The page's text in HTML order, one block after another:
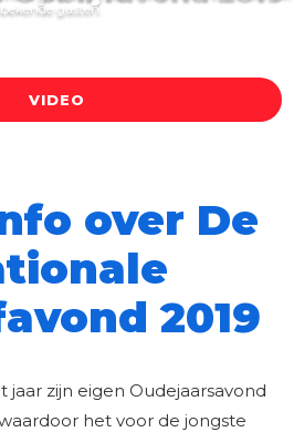
gasten.
VIDEO
over De
2019
jaar zijn eigen Oudejaarsavond
het voor de jongste